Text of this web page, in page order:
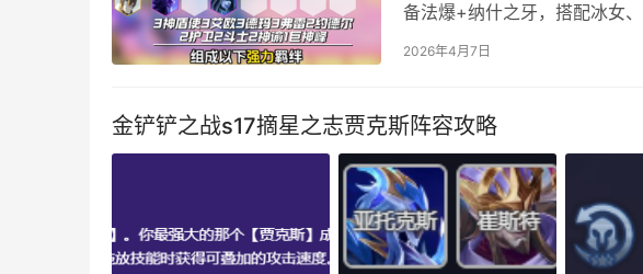
备法爆+纳什之牙，搭配冰女
玛/艾欧连胜保经济，速8转9
择： 阵…
2026年4月7日
金铲铲之战s17摘星之志贾克斯阵容攻略